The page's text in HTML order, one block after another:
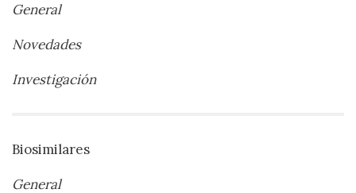
General
Novedades
Investigación
Biosimilares
General